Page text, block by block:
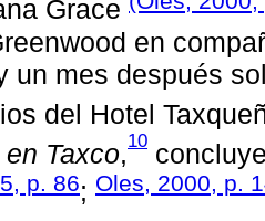
Grace
en
un mes después
del Hotel
Taxco,10
p. 86; Oles, 2000, p.